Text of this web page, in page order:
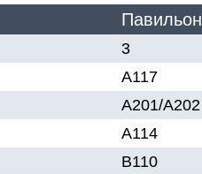
Павильон
3
А117
A201/А202
А114
В110